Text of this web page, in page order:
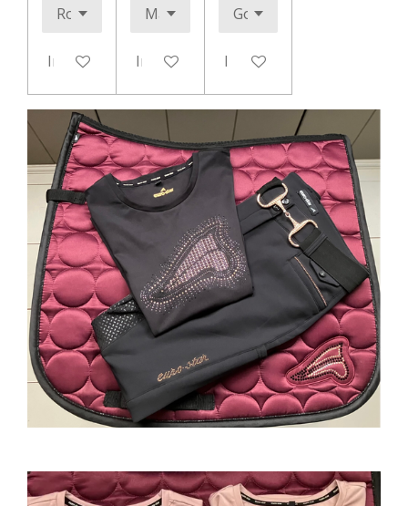
In winkelwagenIn winkelwagenIn winkelwagen